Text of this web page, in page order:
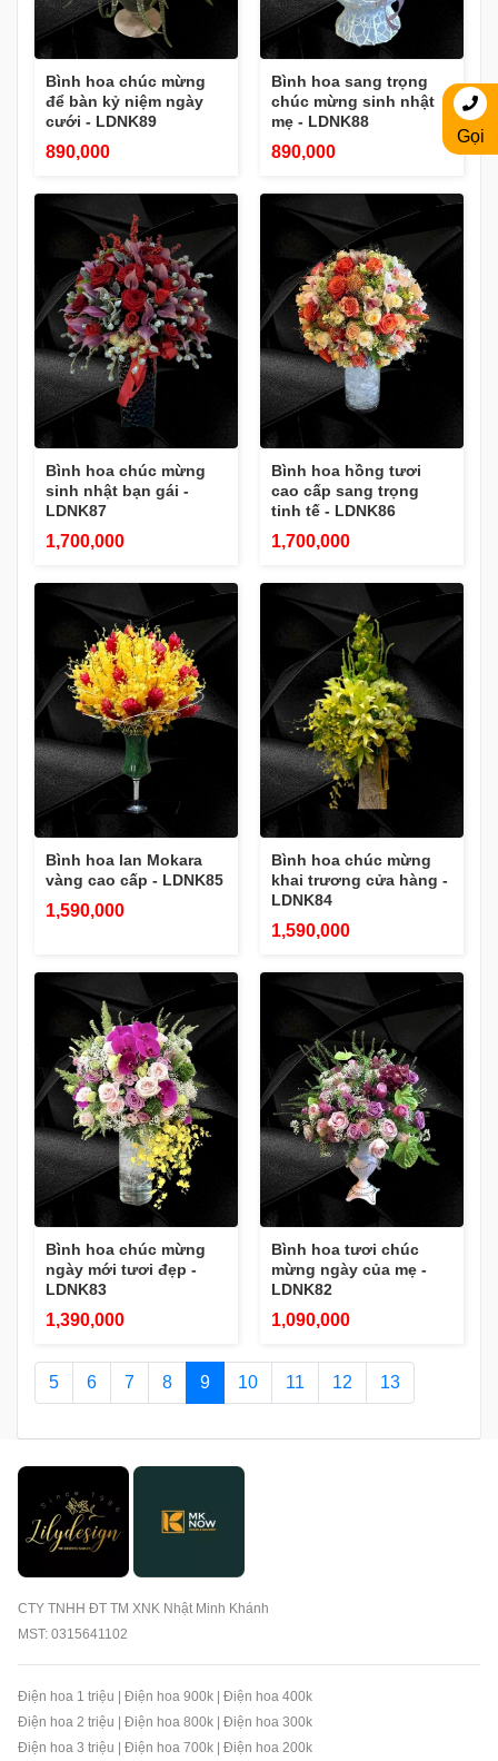
Bình hoa chúc mừng
để bàn kỷ niệm ngày
cưới - LDNK89
890,000
Bình hoa sang trọng
chúc mừng sinh nhật
mẹ - LDNK88
890,000
Bình hoa chúc mừng
sinh nhật bạn gái -
LDNK87
1,700,000
Bình hoa hồng tươi
cao cấp sang trọng
tinh tế - LDNK86
1,700,000
Bình hoa lan Mokara
vàng cao cấp - LDNK85
1,590,000
Bình hoa chúc mừng
khai trương cửa hàng -
LDNK84
1,590,000
Bình hoa chúc mừng
ngày mới tươi đẹp -
LDNK83
1,390,000
Bình hoa tươi chúc
mừng ngày của mẹ -
LDNK82
1,090,000
5 6 7 8 9 10 11 12 13
CTY TNHH ĐT TM XNK Nhật Minh Khánh
MST: 0315641102
Điện hoa 1 triệu | Điện hoa 900k | Điện hoa 400k
Điện hoa 2 triệu | Điện hoa 800k | Điện hoa 300k
Điện hoa 3 triệu | Điện hoa 700k | Điện hoa 200k
Gọi